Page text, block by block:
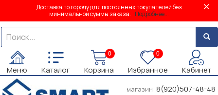
Доставка по городу для постоянных покупателей без
минимальной суммы заказа. Подробнее...
Меню Каталог
0
Корзина
0
Избранное Кабинет
магазин: 8(920)507-48-48